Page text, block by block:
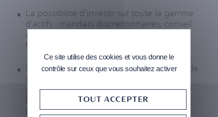
La possibilité d’investir sur toute la gamme
d'actifs : mandats discrétionnaires, conseil,
accès direct à la salle des marchés et aux
fonds dédiés,
Une offre de financement : notre équipe de
spécialistes en structuration de crédit
possède une expérience solide en
financement de portefeuille et immobilier
(simple ou complexe),
Ce site utilise des cookies et vous donne le
contrôle sur ceux que vous souhaitez activer
TOUT ACCEPTER